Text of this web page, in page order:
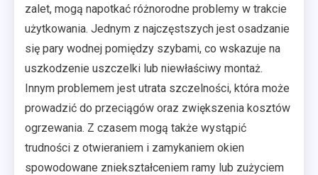
zalet, mogą napotkać różnorodne problemy w trakcie
użytkowania. Jednym z najczęstszych jest osadzanie
się pary wodnej pomiędzy szybami, co wskazuje na
uszkodzenie uszczelki lub niewłaściwy montaż.
Innym problemem jest utrata szczelności, która może
prowadzić do przeciągów oraz zwiększenia kosztów
ogrzewania. Z czasem mogą także wystąpić
trudności z otwieraniem i zamykaniem okien
spowodowane zniekształceniem ramy lub zużyciem